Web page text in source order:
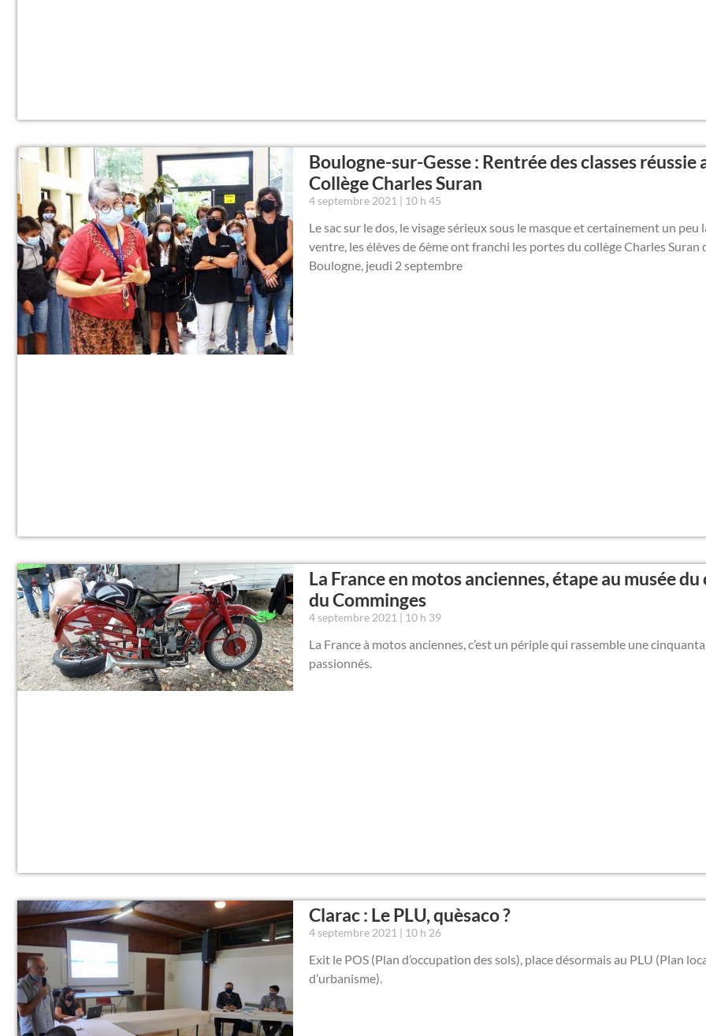
Boulogne-sur-Gesse : Rentrée des classes réussie
Collège Charles Suran
4 septembre 2021 10 h 45
Le sac sur le dos, le visage sérieux sous le masque et certainement un peu
ventre, les élèves de 6ème ont franchi les portes du collège Charles Suran
Boulogne, jeudi 2 septembre
La France en motos anciennes, étape au musée
du Comminges
4 septembre 2021 10 h 39
La France à motos anciennes, c’est un périple qui rassemble une
passionnés.
Clarac : Le PLU, quèsaco ?
4 septembre 2021 10 h 26
Exit le POS (Plan d’occupation des sols), place désormais au PLU (Plan
d’urbanisme).